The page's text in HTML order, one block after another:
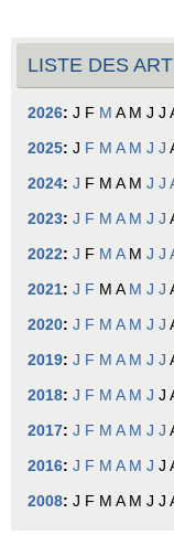
LISTE DES
2026: J F M A M J J
2025: J F M A M J J
2024: J F M A M J J
2023: J F M A M J J
2022: J F M A M J J
2021: J F M A M J J
2020: J F M A M J J
2019: J F M A M J J
2018: J F M A M J J
2017: J F M A M J J
2016: J F M A M J J
2008: J F M A M J J